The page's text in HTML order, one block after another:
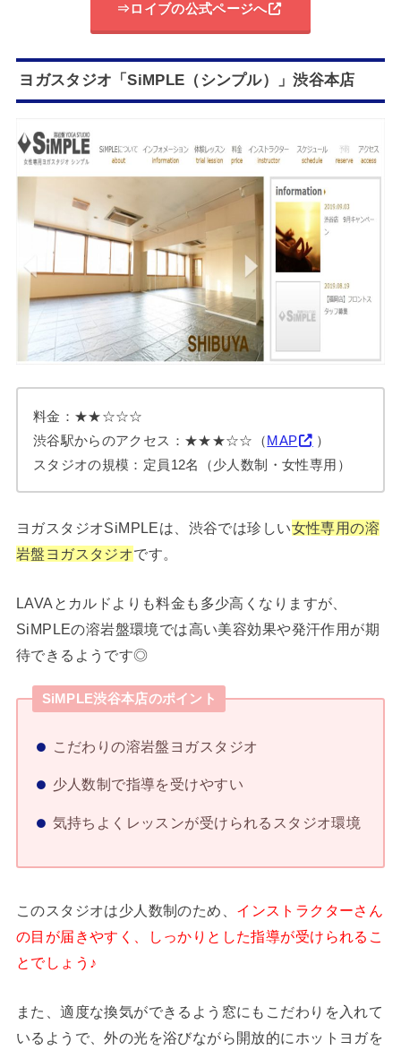
⇒ロイブの公式ページへ
ヨガスタジオ「SiMPLE（シンプル）」渋谷本店
料金：★★☆☆☆
渋谷駅からのアクセス：★★★☆☆（MAP
）
スタジオの規模：定員12名（少人数制・女性専用）
ヨガスタジオSiMPLEは、渋谷では珍しい女性専用の溶
岩盤ヨガスタジオです。
LAVAとカルドよりも料金も多少高くなりますが、
SiMPLEの溶岩盤環境では高い美容効果や発汗作用が期
待できるようです◎
SiMPLE渋谷本店のポイント
こだわりの溶岩盤ヨガスタジオ
少人数制で指導を受けやすい
気持ちよくレッスンが受けられるスタジオ環境
このスタジオは少人数制のため、 インストラクターさん
の目が届きやすく、しっかりとした指導が受けられるこ
とでしょう♪
また、適度な換気ができるよう窓にもこだわりを入れて
いるようで、外の光を浴びながら開放的にホットヨガを